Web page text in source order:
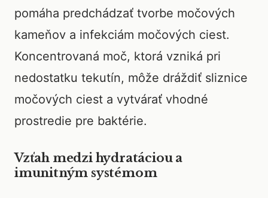
pomáha predchádzať tvorbe močových
kameňov a infekciám močových ciest.
Koncentrovaná moč, ktorá vzniká pri
nedostatku tekutín, môže dráždiť sliznice
močových ciest a vytvárať vhodné
prostredie pre baktérie.
Vzťah medzi hydratáciou a
imunitným systémom